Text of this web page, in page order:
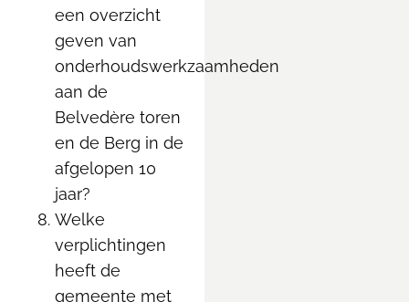
een overzicht
geven van
onderhoudswerkzaamheden
aan de
Belvedère toren
en de Berg in de
afgelopen 10
jaar?
Welke
verplichtingen
heeft de
gemeente met